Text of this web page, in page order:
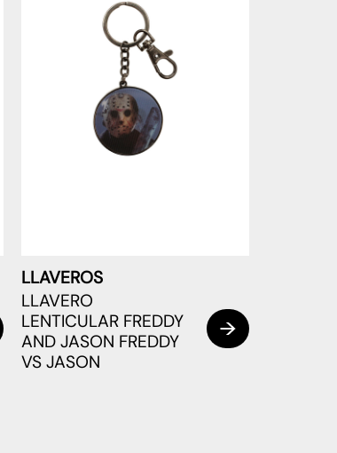
LLAVEROS
LLAVERO
LENTICULAR FREDDY
AND JASON FREDDY
VS JASON